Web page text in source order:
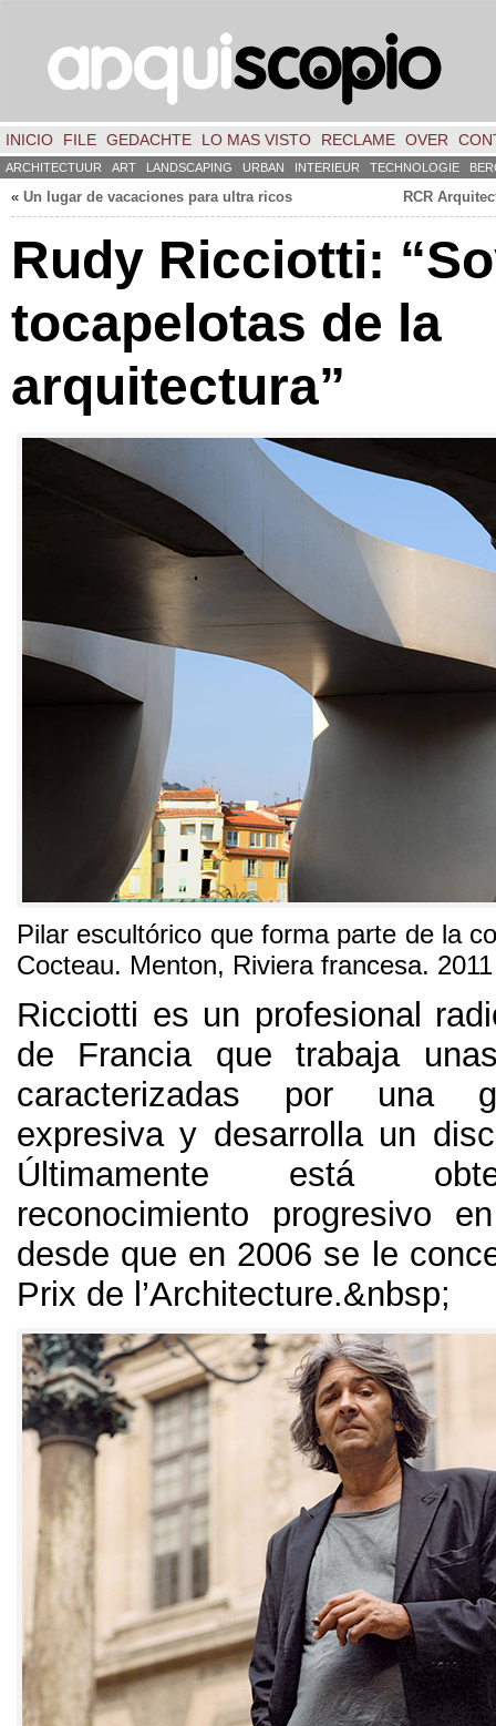
INICIO FILE GEDACHTE LO MAS VISTO RECLAME OVER
ARCHITECTUUR ART LANDSCAPING URBAN INTERIEUR TECHNOLOGIE
« Un lugar de vacaciones para ultra ricos RCR
Rudy Ricciotti:
tocapelotas de la
arquitectura”
Pilar escultórico que forma parte de la
Cocteau. Menton, Riviera francesa. 2011
Ricciotti es un profesional
de Francia que trabaja
caracterizadas por una
expresiva y desarrolla un
Últimamente está
reconocimiento progresivo
desde que en 2006 se le
Prix de l’Architecture.&nbsp;